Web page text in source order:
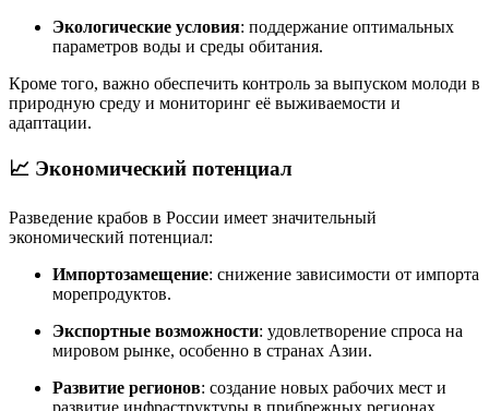
Экологические условия: поддержание оптимальных
параметров воды и среды обитания.
Кроме того, важно обеспечить контроль за выпуском молоди в
природную среду и мониторинг её выживаемости и
адаптации.
📈 Экономический потенциал
Разведение крабов в России имеет значительный
экономический потенциал:
Импортозамещение: снижение зависимости от импорта
морепродуктов.
Экспортные возможности: удовлетворение спроса на
мировом рынке, особенно в странах Азии.
Развитие регионов: создание новых рабочих мест и